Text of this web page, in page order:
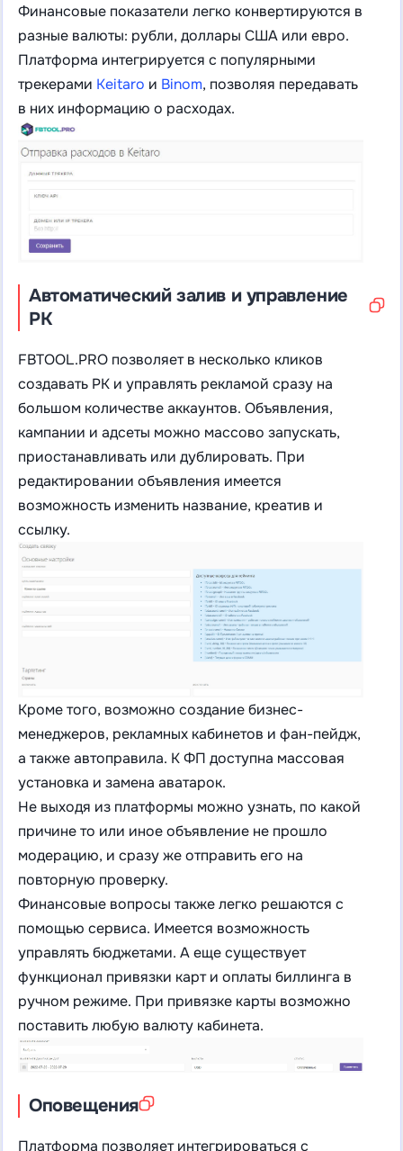
Финансовые показатели легко конвертируются в
разные валюты: рубли, доллары США или евро.
Платформа интегрируется с популярными
трекерами Keitaro и Binom, позволяя передавать
в них информацию о расходах.
Автоматический залив и управление
РК
FBTOOL.PRO позволяет в несколько кликов
создавать РК и управлять рекламой сразу на
большом количестве аккаунтов. Объявления,
кампании и адсеты можно массово запускать,
приостанавливать или дублировать. При
редактировании объявления имеется
возможность изменить название, креатив и
ссылку.
Кроме того, возможно создание бизнес-
менеджеров, рекламных кабинетов и фан-пейдж,
а также автоправила. К ФП доступна массовая
установка и замена аватарок.
Не выходя из платформы можно узнать, по какой
причине то или иное объявление не прошло
модерацию, и сразу же отправить его на
повторную проверку.
Финансовые вопросы также легко решаются с
помощью сервиса. Имеется возможность
управлять бюджетами. А еще существует
функционал привязки карт и оплаты биллинга в
ручном режиме. При привязке карты возможно
поставить любую валюту кабинета.
Оповещения
Платформа позволяет интегрироваться с